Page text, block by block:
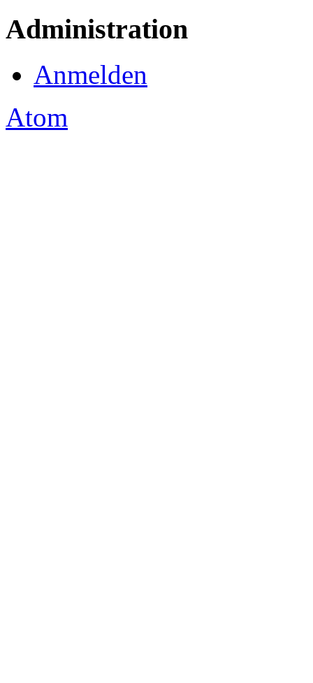
Administration
Anmelden
Atom